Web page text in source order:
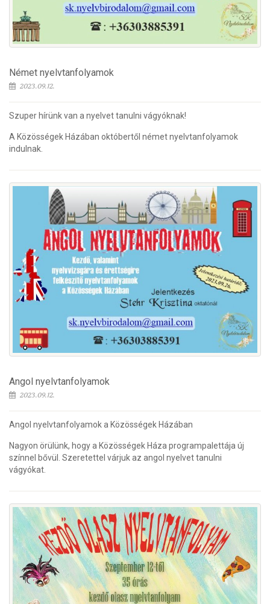
Német nyelvtanfolyamok
2023.09.12.
Szuper hírünk van a nyelvet tanulni vágyóknak!
A Közösségek Házában októbertől német nyelvtanfolyamok
indulnak.
Angol nyelvtanfolyamok
2023.09.12.
Angol nyelvtanfolyamok a Közösségek Házában
Nagyon örülünk, hogy a Közösségek Háza programpalettája új
színnel bővül. Szeretettel várjuk az angol nyelvet tanulni
vágyókat.